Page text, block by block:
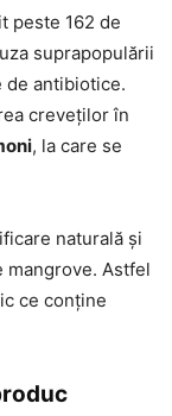
peste 162 de
suprapopulării
de antibiotice.
creveților în
, la care se
naturală și
mangrove. Astfel
ce conține